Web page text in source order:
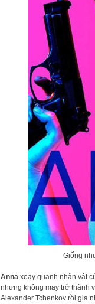
Giống
Annaxoay quanh nhân vật
nhưng không may trở thành
Alexander Tchenkov rồi gia